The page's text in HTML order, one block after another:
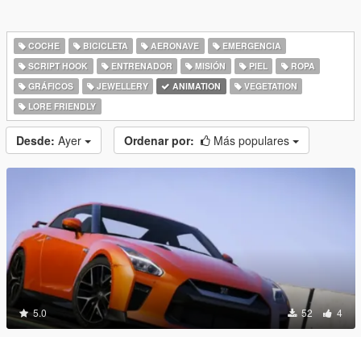
COCHE BICICLETA AERONAVE
EMERGENCIA
SCRIPT HOOK
ENTRENADOR MISIÓN PIEL
ROPA
GRÁFICOS
JEWELLERY ANIMATION
VEGETATION
LORE FRIENDLY
Desde: Ayer Ordenar por: Más populares
5.0 52 4